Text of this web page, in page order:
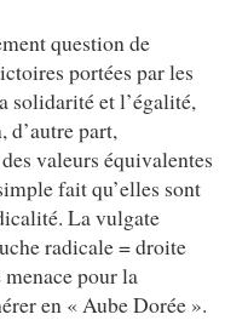
question de
portées par les
solidarité et l’égalité,
d’autre part,
valeurs équivalentes
fait qu’elles sont
La vulgate
radicale = droite
pour la
en « Aube Dorée ».